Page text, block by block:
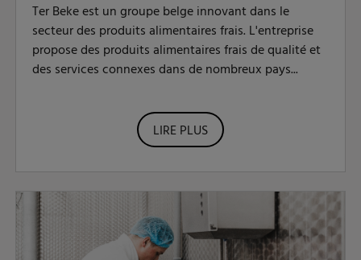
Ter Beke est un groupe belge innovant dans le
secteur des produits alimentaires frais. L'entreprise
propose des produits alimentaires frais de qualité et
des services connexes dans de nombreux pays...
LIRE PLUS